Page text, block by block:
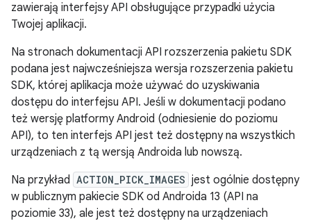
zawierają interfejsy API obsługujące przypadki użycia
Twojej aplikacji.
Na stronach dokumentacji API rozszerzenia pakietu SDK
podana jest najwcześniejsza wersja rozszerzenia pakietu
SDK, której aplikacja może używać do uzyskiwania
dostępu do interfejsu API. Jeśli w dokumentacji podano
też wersję platformy Android (odniesienie do poziomu
API), to ten interfejs API jest też dostępny na wszystkich
urządzeniach z tą wersją Androida lub nowszą.
Na przykład ACTION_PICK_IMAGES jest ogólnie dostępny
w publicznym pakiecie SDK od Androida 13 (API na
poziomie 33), ale jest też dostępny na urządzeniach